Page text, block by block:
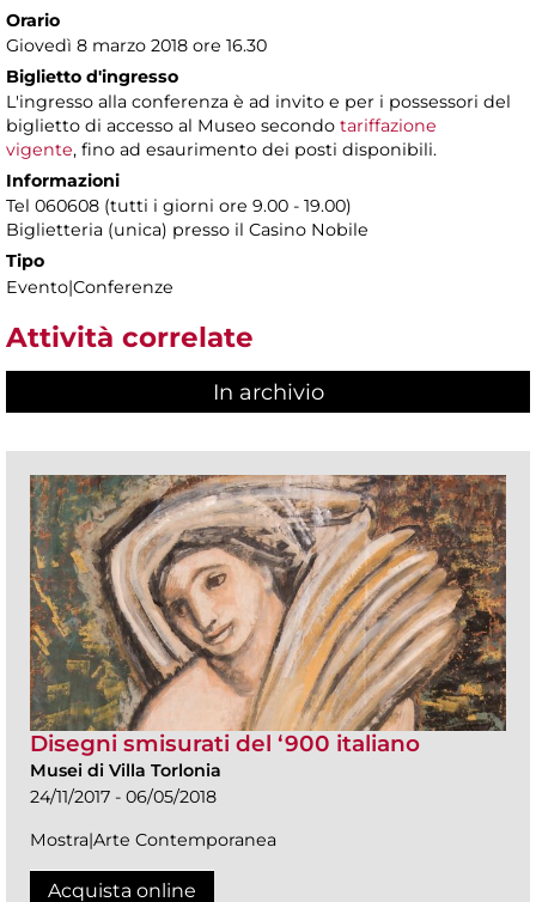
Orario
Giovedì 8 marzo 2018 ore 16.30
Biglietto d'ingresso
L'ingresso alla conferenza è ad invito e per i possessori del
biglietto di accesso al Museo secondo tariffazione
vigente, fino ad esaurimento dei posti disponibili.
Informazioni
Tel 060608 (tutti i giorni ore 9.00 - 19.00)
Biglietteria (unica) presso il Casino Nobile
Tipo
Evento|Conferenze
Attività correlate
In archivio
Disegni smisurati del ‘900 italiano
Musei di Villa Torlonia
24/11/2017 - 06/05/2018
Mostra|Arte Contemporanea
Acquista online